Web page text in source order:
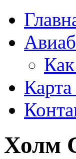
Карта
Холм